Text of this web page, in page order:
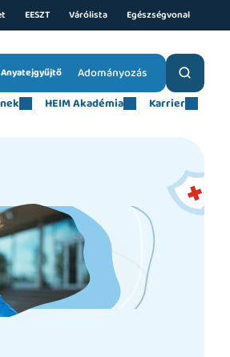
EESZT Várólista Egészségvonal
Anyatejgyűjtő Adományozás
HEIM Akadémia Karrier